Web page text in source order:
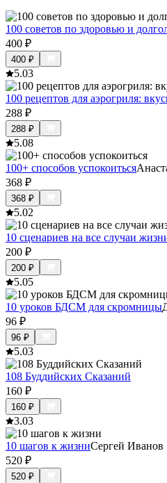
100 советов по здоровью и
400 ₽
400 ₽
5.03
100 рецептов для аэрогриля:
288 ₽
288 ₽
5.08
100+ способов успокоиться
368 ₽
368 ₽
5.02
10 сценариев на все случаи
200 ₽
200 ₽
5.05
10 уроков БДСМ для скромницы
96 ₽
96 ₽
5.03
108 Буддийских Сказаний
160 ₽
160 ₽
3.03
10 шагов к жизниСергей Иванов
520 ₽
520 ₽